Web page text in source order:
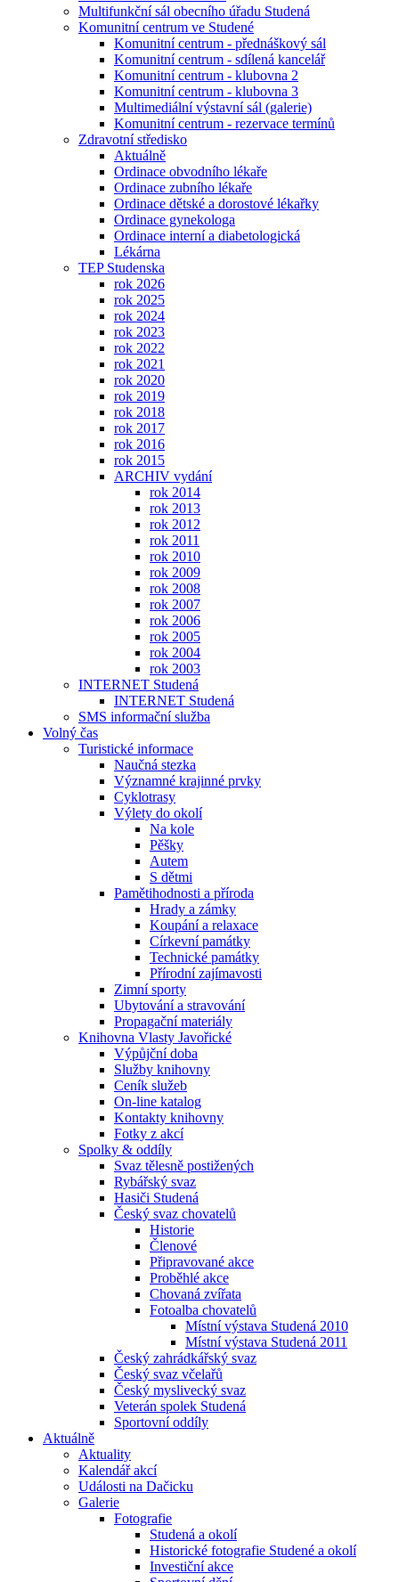
Multifunkční sál obecního úřadu Studená
Komunitní centrum ve Studené
Komunitní centrum - přednáškový sál
Komunitní centrum - sdílená kancelář
Komunitní centrum - klubovna 2
Komunitní centrum - klubovna 3
Multimediální výstavní sál (galerie)
Komunitní centrum - rezervace termínů
Zdravotní středisko
Aktuálně
Ordinace obvodního lékaře
Ordinace zubního lékaře
Ordinace dětské a dorostové lékařky
Ordinace gynekologa
Ordinace interní a diabetologická
Lékárna
TEP Studenska
rok 2026
rok 2025
rok 2024
rok 2023
rok 2022
rok 2021
rok 2020
rok 2019
rok 2018
rok 2017
rok 2016
rok 2015
ARCHIV vydání
rok 2014
rok 2013
rok 2012
rok 2011
rok 2010
rok 2009
rok 2008
rok 2007
rok 2006
rok 2005
rok 2004
rok 2003
INTERNET Studená
INTERNET Studená
SMS informační služba
Volný čas
Turistické informace
Naučná stezka
Významné krajinné prvky
Cyklotrasy
Výlety do okolí
Na kole
Pěšky
Autem
S dětmi
Pamětihodnosti a příroda
Hrady a zámky
Koupání a relaxace
Církevní památky
Technické památky
Přírodní zajímavosti
Zimní sporty
Ubytování a stravování
Propagační materiály
Knihovna Vlasty Javořické
Výpůjční doba
Služby knihovny
Ceník služeb
On-line katalog
Kontakty knihovny
Fotky z akcí
Spolky & oddíly
Svaz tělesně postižených
Rybářský svaz
Hasiči Studená
Český svaz chovatelů
Historie
Členové
Připravované akce
Proběhlé akce
Chovaná zvířata
Fotoalba chovatelů
Místní výstava Studená 2010
Místní výstava Studená 2011
Český zahrádkářský svaz
Český svaz včelařů
Český myslivecký svaz
Veterán spolek Studená
Sportovní oddíly
Aktuálně
Aktuality
Kalendář akcí
Události na Dačicku
Galerie
Fotografie
Studená a okolí
Historické fotografie Studené a okolí
Investiční akce